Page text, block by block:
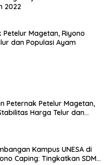
2022
Magetan, Riyono
dan Populasi Ayam
Peternak Petelur Magetan,
Harga Telur dan
Kampus UNESA di
Caping: Tingkatkan SDM